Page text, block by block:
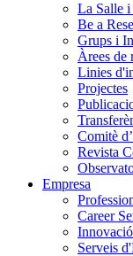
La Salle i
Be a
Grups i
Àrees de
Linies
Projectes
Comitè
Revista
Empresa
Career
Serveis